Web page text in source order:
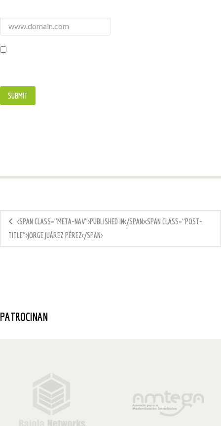
<SPAN CLASS="META-NAV">PUBLISHED IN</SPAN><SPAN CLASS="POST-
TITLE">JORGE JUÁREZ PÉREZ</SPAN>
PATROCINAN